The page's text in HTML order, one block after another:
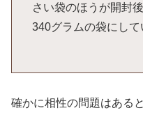
さい袋のほうが開封
340グラムの袋にして
確かに相性の問題はある